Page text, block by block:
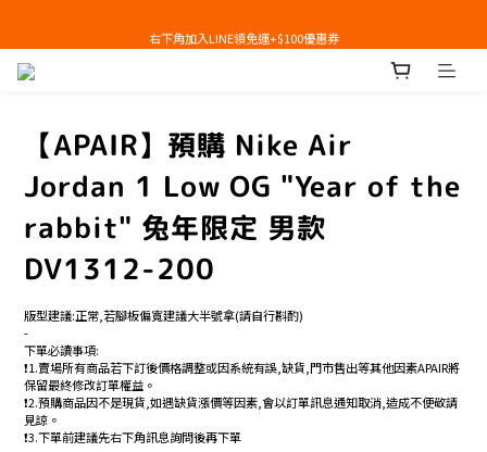
【APAIR】預購 Nike Air
Jordan 1 Low OG "Year of the
rabbit" 兔年限定 男款
DV1312-200
版型建議:正常,若腳板偏寬建議大半號拿(請自行斟酌)
-
下單必讀事項:
❗️1.賣場所有商品若下訂後價格調整或因系統有誤,缺貨,門市售出等其他因素APAIR將
保留最終修改訂單權益。
❗️2.預購商品因不是現貨,如遇缺貨漲價等因素,會以訂單訊息通知取消,造成不便敬請
見諒。
❗️3.下單前建議先右下角訊息詢問後再下單